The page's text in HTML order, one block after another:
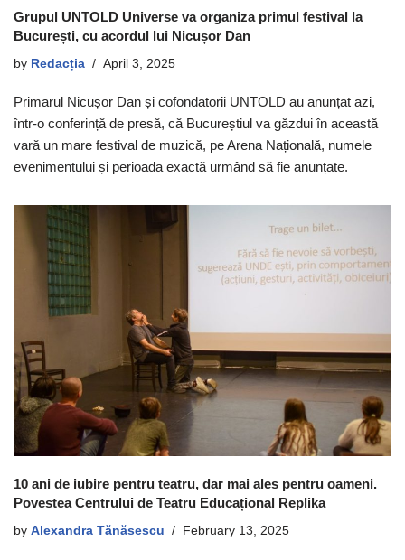
Grupul UNTOLD Universe va organiza primul festival la
București, cu acordul lui Nicușor Dan
by Redacția April 3, 2025
Primarul Nicușor Dan și cofondatorii UNTOLD au anunțat azi,
într-o conferință de presă, că Bucureștiul va găzdui în această
vară un mare festival de muzică, pe Arena Națională, numele
evenimentului și perioada exactă urmând să fie anunțate.
10 ani de iubire pentru teatru, dar mai ales pentru oameni.
Povestea Centrului de Teatru Educațional Replika
by Alexandra Tănăsescu February 13, 2025